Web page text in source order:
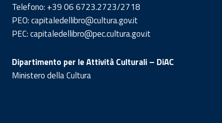
Telefono: +39 06 6723.2723/2718
PEO: capitaledellibro@cultura.gov.it
PEC: capitaledellibro@pec.cultura.gov.it
Dipartimento per le Attività Culturali – DiAC
Ministero della Cultura